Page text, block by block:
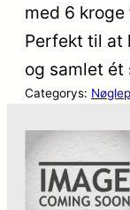
med 6
Perfekt til at
og samlet ét
Categorys: